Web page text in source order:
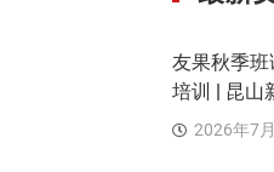
友果秋季
培训 | 昆山
2026年7